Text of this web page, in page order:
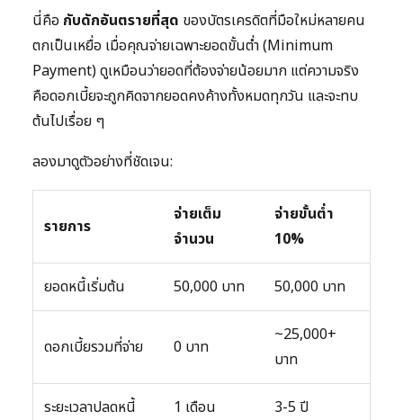
นี่คือ กับดักอันตรายที่สุด ของบัตรเครดิตที่มือใหม่หลายคน
ตกเป็นเหยื่อ เมื่อคุณจ่ายเฉพาะยอดขั้นต่ำ (Minimum
Payment) ดูเหมือนว่ายอดที่ต้องจ่ายน้อยมาก แต่ความจริง
คือดอกเบี้ยจะถูกคิดจากยอดคงค้างทั้งหมดทุกวัน และจะทบ
ต้นไปเรื่อย ๆ
ลองมาดูตัวอย่างที่ชัดเจน:
รายการ
จ่ายเต็ม
จำนวน
จ่ายขั้นต่ำ
10%
ยอดหนี้เริ่มต้น 50,000 บาท 50,000 บาท
ดอกเบี้ยรวมที่จ่าย 0 บาท
~25,000+
บาท
ระยะเวลาปลดหนี้ 1 เดือน 3-5 ปี